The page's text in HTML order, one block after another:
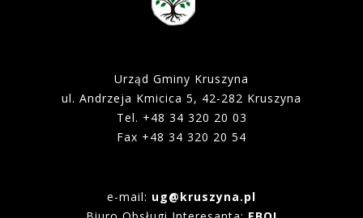
Urząd Gminy Kruszyna
ul. Andrzeja Kmicica 5, 42-282 Kruszyna
Tel. +48 34 320 20 03
Fax +48 34 320 20 54
e-mail: ug@kruszyna.pl